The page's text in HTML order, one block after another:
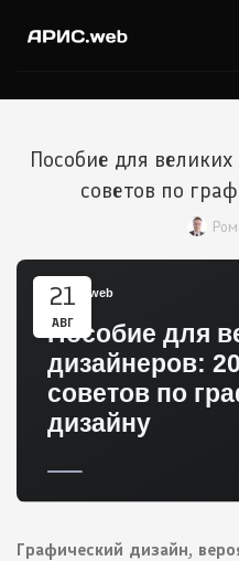
Пособие для
советов по
21
АВГ
Графический дизайн,